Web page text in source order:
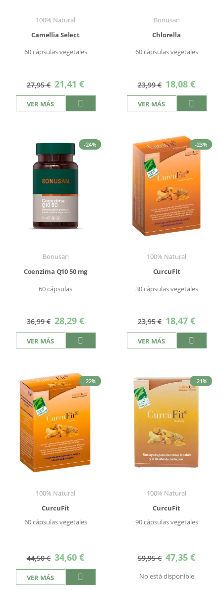
100% Natural
Camellia Select
60 cápsulas vegetales
27,95 € Precio
especial
21,41 €
VER MÁS
Bonusan
Chlorella
60 cápsulas vegetales
23,99 € Precio
especial
18,08 €
VER MÁS
-24%
Bonusan
Coenzima Q10 50 mg
60 cápsulas
36,99 € Precio
especial
28,29 €
VER MÁS
-23%
100% Natural
CurcuFit
30 cápsulas vegetales
23,95 € Precio
especial
18,47 €
VER MÁS
-22%
100% Natural
CurcuFit
60 cápsulas vegetales
44,50 € Precio
especial
34,60 €
VER MÁS
-21%
100% Natural
CurcuFit
90 cápsulas vegetales
59,95 € Precio
especial
47,35 €
No está disponible